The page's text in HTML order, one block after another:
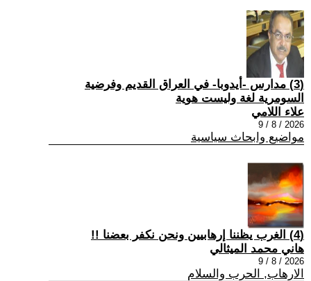
(3) مدارس -أيدوبا- في العراق القديم وفرضية
السومرية لغة وليست هوية
علاء اللامي
2026 / 8 / 9
مواضيع وابحاث سياسية
(4) الغرب يظننا إرهابيين ونحن نكفر بعضنا !!
هاني محمد الميثالي
2026 / 8 / 9
الارهاب, الحرب والسلام